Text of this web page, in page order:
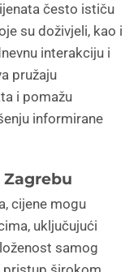
često ističu
su doživjeli, kao i
interakciju i
pružaju
i pomažu
informirane
cijene mogu
uključujući
samog